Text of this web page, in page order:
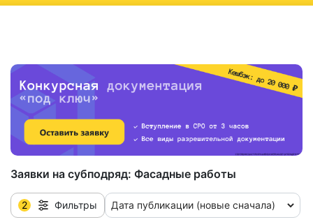
Заявки на субподряд: Фасадные работы
2 Фильтры Дата публикации (новые сначала)